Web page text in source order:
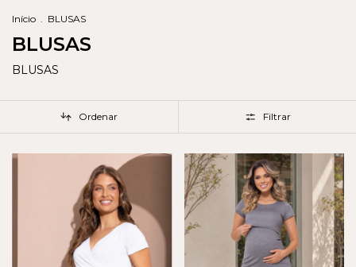
Início . BLUSAS
BLUSAS
BLUSAS
Ordenar Filtrar